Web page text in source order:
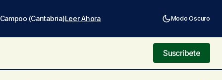
(Cantabria)Leer Ahora Modo Oscuro
Suscríbete
Suscríbete